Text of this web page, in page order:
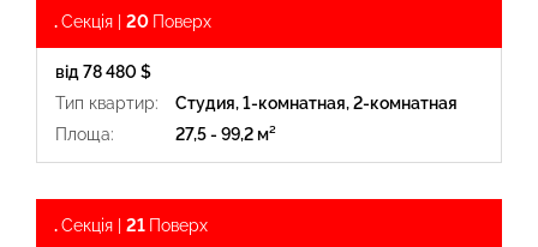
.Секція | 20 Поверх
від 78 480 $
Тип квартир:
Студия, 1-комнатная, 2-комнатная
Площа:
27,5 - 99,2 м²
.Секція | 21 Поверх